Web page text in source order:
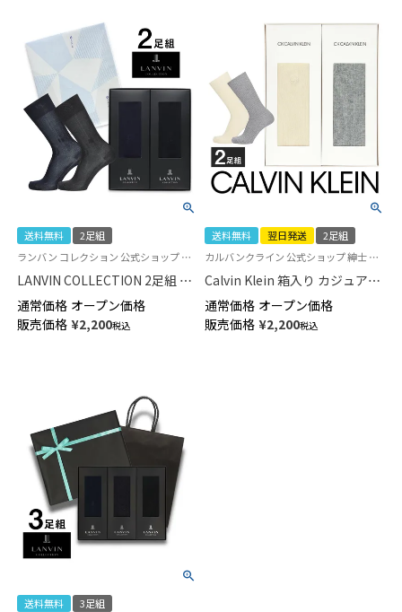
送料無料
2足組
ランバン コレクション 公式ショップ 紳士 贈答用 靴下
LANVIN COLLECTION 2足組 ビ
ジネスソックス ギフトセット
オールシーズン用 リブ編み ク
ルー丈 包装済 メンズ
通常価格 オープン価格
販売価格 ¥2,200税込
送料無料 翌日発送
2足組
カルバンクライン 公式ショップ 紳士 贈答用 靴下
Calvin Klein 箱入り カジュアル
ソックス 2足セット オールシー
ズン用 ロゴ刺繡 リブ クルー丈
包装済 メンズ【365日最短翌日
通常価格 オープン価格
販売価格 ¥2,200税込
送料無料
3足組